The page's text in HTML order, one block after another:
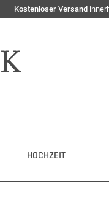
Kostenloser Versand
HOCHZEIT